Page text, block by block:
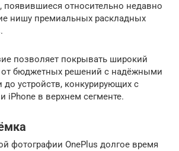
появившиеся относительно недавно
нишу премиальных раскладных
позволяет покрывать широкий
от бюджетных решений с надёжными
до устройств, конкурирующих с
iPhone в верхнем сегменте.
фотографии OnePlus долгое время